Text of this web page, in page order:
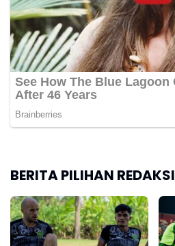
BERITA PILIHAN REDAKSI